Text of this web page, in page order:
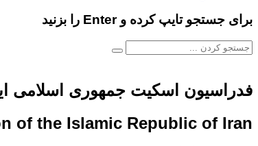
برای جستجو تایپ کرده و Enter را بزنید
فدراسیون اسکیت جمهوری اسلامی
of the Islamic Republic of Iran